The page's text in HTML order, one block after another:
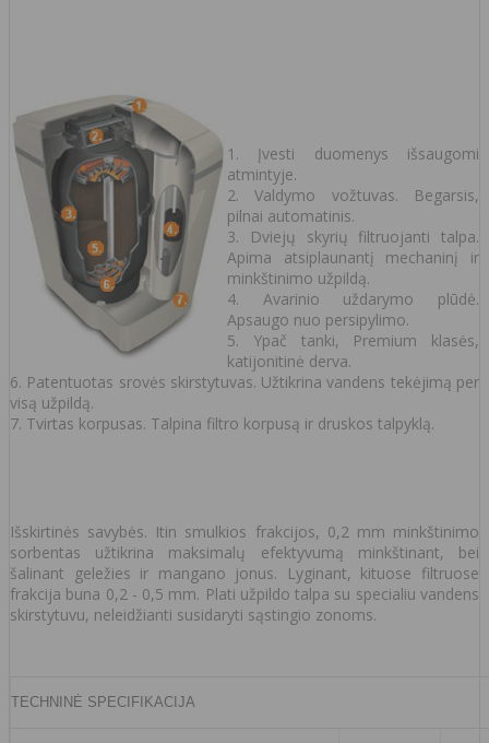
1. Įvesti duomenys išsaugomi
atmintyje.
2. Valdymo vožtuvas. Begarsis,
pilnai automatinis.
3. Dviejų skyrių filtruojanti talpa.
Apima atsiplaunantį mechaninį ir
minkštinimo užpildą.
4. Avarinio uždarymo plūdė.
Apsaugo nuo persipylimo.
5. Ypač tanki, Premium klasės,
katijonitinė derva.
6. Patentuotas srovės skirstytuvas. Užtikrina vandens tekėjimą per
visą užpildą.
7. Tvirtas korpusas. Talpina filtro korpusą ir druskos talpyklą.
Išskirtinės savybės. Itin smulkios frakcijos, 0,2 mm minkštinimo
sorbentas užtikrina maksimalų efektyvumą minkštinant, bei
šalinant geležies ir mangano jonus. Lyginant, kituose filtruose
frakcija buna 0,2 - 0,5 mm. Plati užpildo talpa su specialiu vandens
skirstytuvu, neleidžianti susidaryti sąstingio zonoms.
TECHNINĖ SPECIFIKACIJA